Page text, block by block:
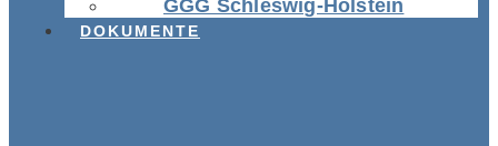
GGG Schleswig-Holstein
DOKUMENTE